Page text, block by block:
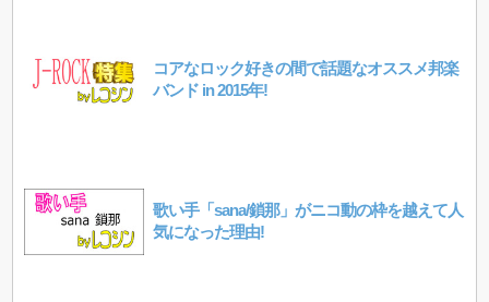
コアなロック好きの間で話題なオススメ邦楽
バンド in 2015年!
歌い手「sana/鎖那」がニコ動の枠を越えて人
気になった理由!